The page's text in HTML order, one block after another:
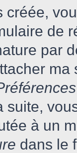
créée,
de
par
suite,
à un
dans le